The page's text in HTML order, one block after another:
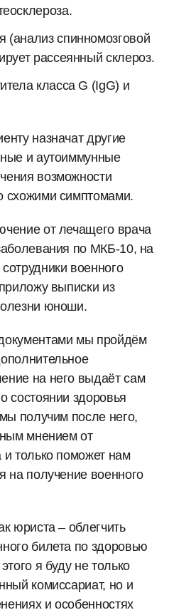
(анализ спинномозговой
рассеянный склероз.
класса G (IgG) и
назначат другие
и аутоиммунные
возможности
схожими симптомами.
от лечащего врача
по МКБ-10, на
военного
выписки из
юноши.
мы пройдём
на него выдаёт сам
состоянии здоровья
получим после него,
мнением от
и только поможет нам
на получение военного
юриста – облегчить
билета по здоровью
я буду не только
комиссариат, но и
и особенностях